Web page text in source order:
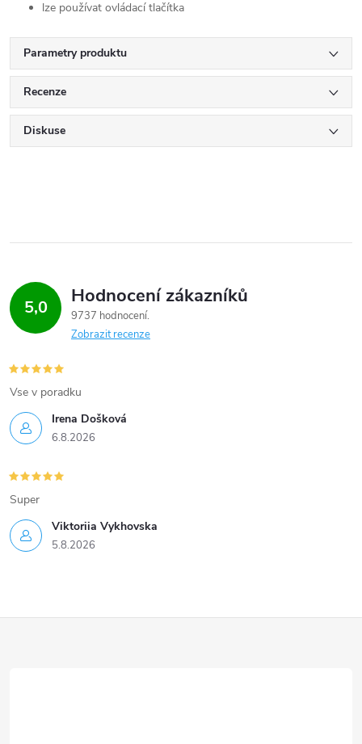
lze používat ovládací tlačítka
Parametry produktu
Recenze
Diskuse
5,0 Hodnocení zákazníků
9737 hodnocení
Zobrazit recenze
Irena Došková
6.8.2026
Vse v poradku
Viktoriia Vykhovska
5.8.2026
Super